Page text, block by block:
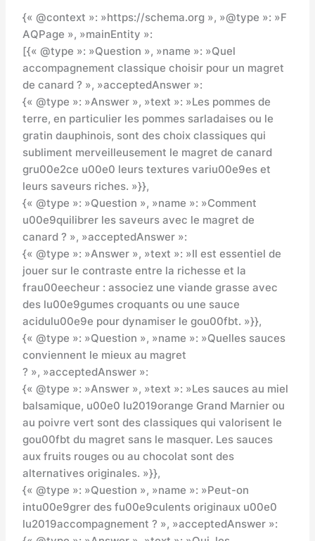
{« @context »: »https://schema.org », »@type »: »F
AQPage », »mainEntity »:
[{« @type »: »Question », »name »: »Quel
accompagnement classique choisir pour un magret
de canard ? », »acceptedAnswer »:
{« @type »: »Answer », »text »: »Les pommes de
terre, en particulier les pommes sarladaises ou le
gratin dauphinois, sont des choix classiques qui
subliment merveilleusement le magret de canard
gru00e2ce u00e0 leurs textures variu00e9es et
leurs saveurs riches. »}},
{« @type »: »Question », »name »: »Comment
u00e9quilibrer les saveurs avec le magret de
canard ? », »acceptedAnswer »:
{« @type »: »Answer », »text »: »Il est essentiel de
jouer sur le contraste entre la richesse et la
frau00eecheur : associez une viande grasse avec
des lu00e9gumes croquants ou une sauce
acidulu00e9e pour dynamiser le gou00fbt. »}},
{« @type »: »Question », »name »: »Quelles sauces
conviennent le mieux au magret
? », »acceptedAnswer »:
{« @type »: »Answer », »text »: »Les sauces au miel
balsamique, u00e0 lu2019orange Grand Marnier ou
au poivre vert sont des classiques qui valorisent le
gou00fbt du magret sans le masquer. Les sauces
aux fruits rouges ou au chocolat sont des
alternatives originales. »}},
{« @type »: »Question », »name »: »Peut-on
intu00e9grer des fu00e9culents originaux u00e0
lu2019accompagnement ? », »acceptedAnswer »: